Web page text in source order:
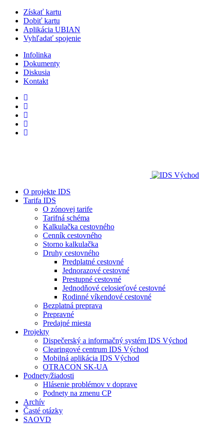
Získať kartu
Dobiť kartu
Aplikácia UBIAN
Vyhľadať spojenie
Infolinka
Dokumenty
Diskusia
Kontakt
O projekte IDS
Tarifa IDS
O zónovej tarife
Tarifná schéma
Kalkulačka cestovného
Cenník cestovného
Storno kalkulačka
Druhy cestovného
Predplatné cestovné
Jednorazové cestovné
Prestupné cestovné
Jednodňové celosieťové cestovné
Rodinné víkendové cestovné
Bezplatná preprava
Prepravné
Predajné miesta
Projekty
Dispečerský a informačný systém IDS Východ
Clearingové centrum IDS Východ
Mobilná aplikácia IDS Východ
OTRACON SK-UA
Podnety/žiadosti
Hlásenie problémov v doprave
Podnety na zmenu CP
Archív
Časté otázky
SAOVD